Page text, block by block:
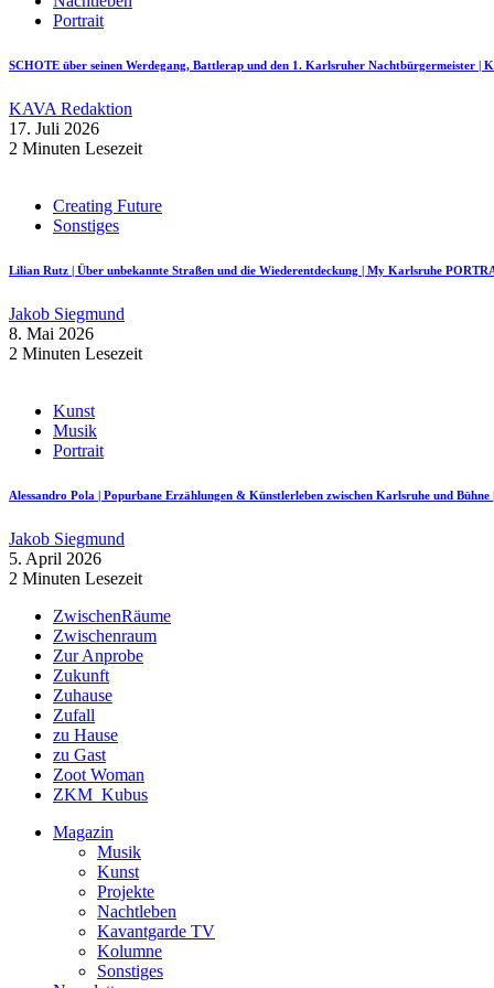
Portrait
SCHOTE über seinen Werdegang, Battlerap und den 1. Karlsruher Nachtbürgermeister |
KAVA Redaktion
17. Juli 2026
2 Minuten Lesezeit
Creating Future
Sonstiges
Lilian Rutz | Über unbekannte Straßen und die Wiederentdeckung | My Karlsruhe
Jakob Siegmund
8. Mai 2026
2 Minuten Lesezeit
Kunst
Musik
Portrait
Alessandro Pola | Popurbane Erzählungen & Künstlerleben zwischen Karlsruhe und
Jakob Siegmund
5. April 2026
2 Minuten Lesezeit
ZwischenRäume
Zwischenraum
Zur Anprobe
Zukunft
Zuhause
Zufall
zu Hause
zu Gast
Zoot Woman
ZKM_Kubus
Magazin
Musik
Kunst
Projekte
Nachtleben
Kavantgarde TV
Kolumne
Sonstiges